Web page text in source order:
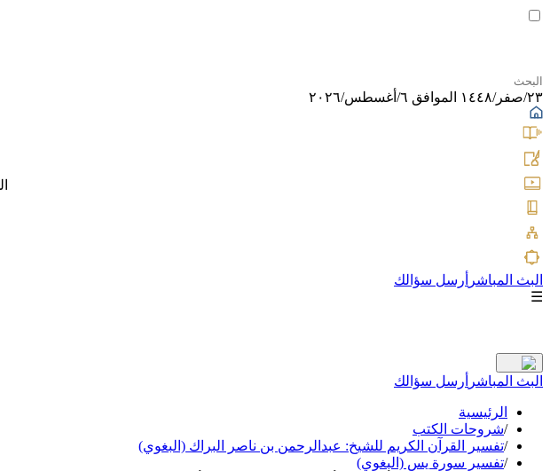
٢٣/صفر/١٤٤٨ الموافق ٦/أغسطس/٢٠٢٦
البث المباشر أرسل سؤالك
☰
البث المباشر أرسل سؤالك
الرئيسية
/شروحات الكتب
/تفسير القرآن الكريم للشيخ: عبدالرحمن بن ناصر البراك (البغوي)
/تفسير سورة يس (البغوي)